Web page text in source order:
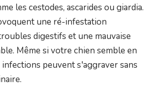
les cestodes, ascarides ou giardia.
une ré-infestation
digestifs et une mauvaise
Même si votre chien semble en
infections peuvent s'aggraver sans